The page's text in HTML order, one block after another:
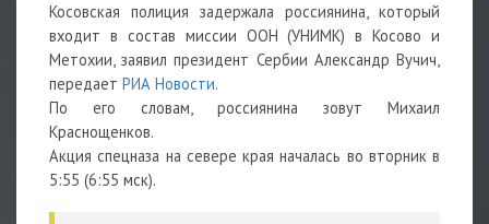
Косовская полиция задержала россиянина, который
входит в состав миссии ООН (УНИМК) в Косово и
Метохии, заявил президент Сербии Александр Вучич,
передает РИА Новости.
По его словам, россиянина зовут Михаил
Краснощенков.
Акция спецназа на севере края началась во вторник в
5:55 (6:55 мск).